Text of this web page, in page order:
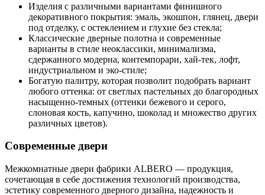
Изделия с различными вариантами финишного
декоративного покрытия: эмаль, экошпон, глянец, двери
под отделку, с остеклением и глухие без стекла;
Классические дверные полотна и современные
варианты в стиле неоклассики, минимализма,
сдержанного модерна, контемпорари, хай-тек, лофт,
индустриальном и эко-стиле;
Богатую палитру, которая позволит подобрать вариант
любого оттенка: от светлых пастельных до благородных
насыщенно-темных (оттенки бежевого и серого,
слоновая кость, капучино, шоколад и множество других
различных цветов).
Современные двери
Межкомнатные двери фабрики ALBERO — продукция,
сочетающая в себе достижения технологий производства,
эстетику современного дверного дизайна, надежность и